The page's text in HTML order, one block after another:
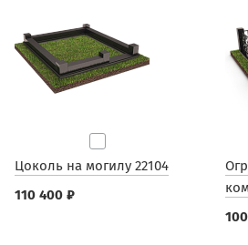
Цоколь на могилу 22104
110 400 ₽